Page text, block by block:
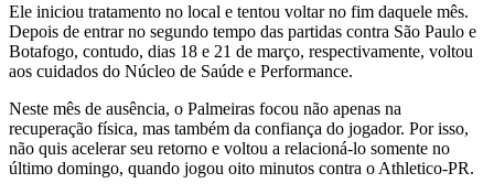
Ele iniciou tratamento no local e tentou voltar no fim daquele mês.
Depois de entrar no segundo tempo das partidas contra São Paulo e
Botafogo, contudo, dias 18 e 21 de março, respectivamente, voltou
aos cuidados do Núcleo de Saúde e Performance.
Neste mês de ausência, o Palmeiras focou não apenas na
recuperação física, mas também da confiança do jogador. Por isso,
não quis acelerar seu retorno e voltou a relacioná-lo somente no
último domingo, quando jogou oito minutos contra o Athletico-PR.